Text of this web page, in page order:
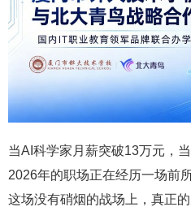
当AI科学家月薪突破13万元，
2026年的职场正在经历一场前
这场没有硝烟的战场上，真正